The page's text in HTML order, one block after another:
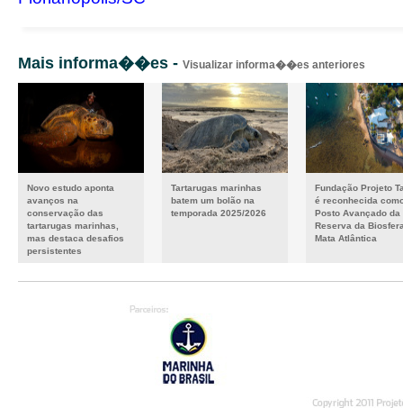
Mais informa��es - Visualizar informa��es anteriores
Novo estudo aponta
avanços na
conservação das
tartarugas marinhas,
mas destaca desafios
persistentes
Tartarugas marinhas
batem um bolão na
temporada 2025/2026
Fundação Projeto
é reconhecida
Posto Avançado da
Reserva da
Mata Atlântica